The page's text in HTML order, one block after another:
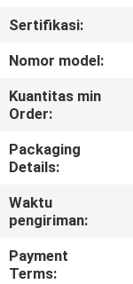
KONTROL
KUALITAS
SITEMAP
PRIVACY
Sertifikasi:
Nomor model:
Kuantitas min
Order:
Packaging
Details:
Waktu
pengiriman:
Payment
Terms: